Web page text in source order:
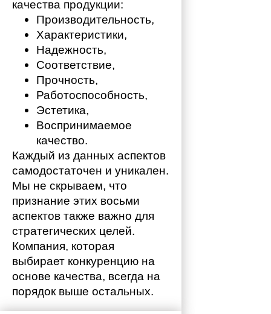
качества продукции:
Производительность,
Характеристики,
Надежность,
Соответствие,
Прочность,
Работоспособность,
Эстетика,
Воспринимаемое
качество.
Каждый из данных аспектов
самодостаточен и уникален.
Мы не скрываем, что
признание этих восьми
аспектов также важно для
стратегических целей.
Компания, которая
выбирает конкуренцию на
основе качества, всегда на
порядок выше остальных.